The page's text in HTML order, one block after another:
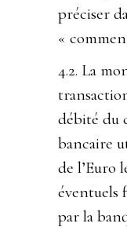
préciser
«
4.2. La
débité du
bancaire
de l’Euro
éventuels
par la